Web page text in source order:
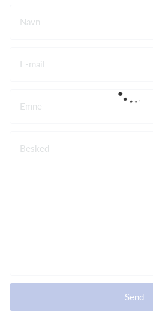
Navn
E-mail
Emne
Besked
Send